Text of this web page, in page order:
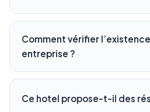
Comment vérifier
entreprise ?
Ce hotel propose-t-il des